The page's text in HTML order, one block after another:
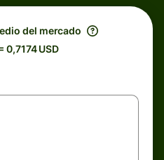
del mercado
0,7174 USD